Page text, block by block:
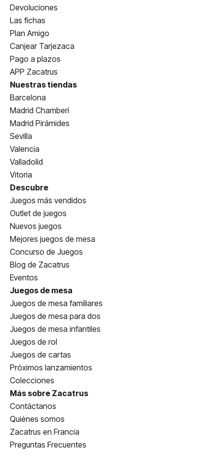
Devoluciones
Las fichas
Plan Amigo
Canjear Tarjezaca
Pago a plazos
APP Zacatrus
Nuestras tiendas
Barcelona
Madrid Chamberí
Madrid Pirámides
Sevilla
Valencia
Valladolid
Vitoria
Descubre
Juegos más vendidos
Outlet de juegos
Nuevos juegos
Mejores juegos de mesa
Concurso de Juegos
Blog de Zacatrus
Eventos
Juegos de mesa
Juegos de mesa familiares
Juegos de mesa para dos
Juegos de mesa infantiles
Juegos de rol
Juegos de cartas
Próximos lanzamientos
Colecciones
Más sobre Zacatrus
Contáctanos
Quiénes somos
Zacatrus en Francia
Preguntas Frecuentes